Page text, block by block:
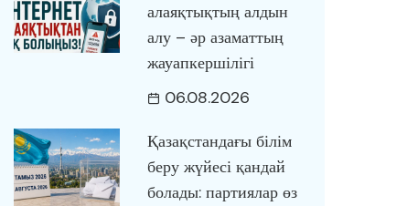
алаяқтықтың алдын
алу – әр азаматтың
жауапкершілігі
06.08.2026
Қазақстандағы білім
беру жүйесі қандай
болады: партиялар өз